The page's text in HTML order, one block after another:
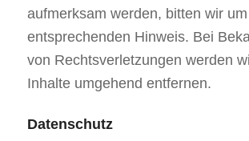
aufmerksam werden, bitten wir
entsprechenden Hinweis. Bei
von Rechtsverletzungen werden
Inhalte umgehend entfernen.
Datenschutz